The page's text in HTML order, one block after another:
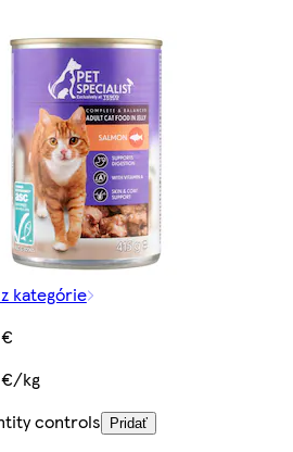
kategórie
€/kg
controls
Pridať